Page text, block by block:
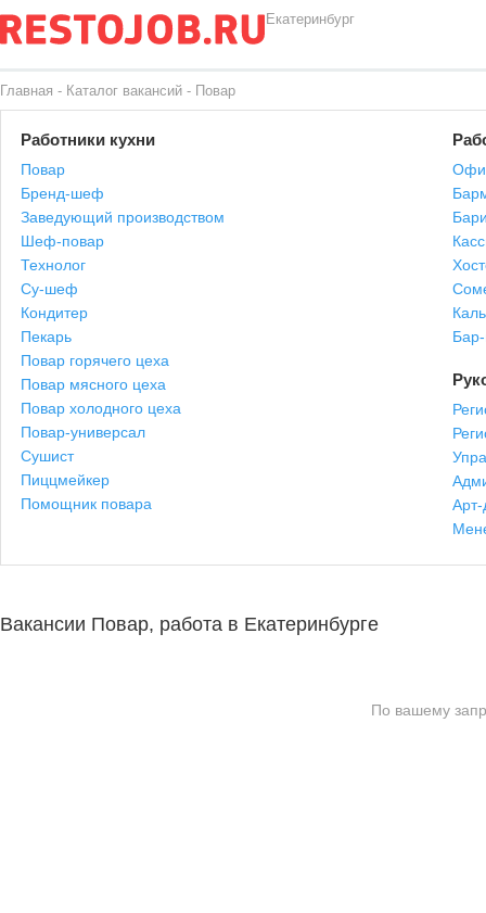
Екатеринбург
Главная - Каталог вакансий - Повар
Работники кухни
Повар
Бренд-шеф
Заведующий производством
Шеф-повар
Технолог
Су-шеф
Кондитер
Пекарь
Повар горячего цеха
Повар мясного цеха
Повар холодного цеха
Повар-универсал
Сушист
Пиццмейкер
Помощник повара
Арт-
Вакансии Повар, работа в Екатеринбурге
По вашему